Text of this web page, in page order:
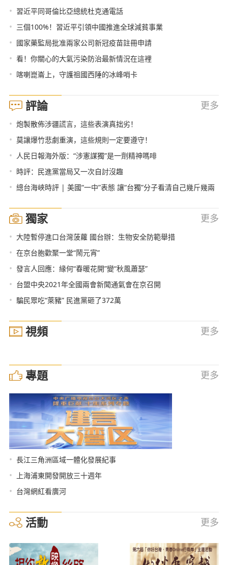
• 習近平同哥倫比亞總統杜克通電話
• 三個100%！習近平引領中國推進全球減貧事業
• 國家藥監局批准兩家公司新冠疫苗註冊申請
• 看！你關心的大氣污染防治最新情況在這裡
• 喀喇崑崙上，守護祖國西陲的冰峰哨卡
評論 更多
• 炮製散佈涉疆謊言，這些表演真拙劣！
• 莫讓爆竹悲劇重演，這些規則一定要遵守！
• 人民日報海外版：“涉憲謀獨”是一劑精神嗎啡
• 時評：民進黨當局又一次自討沒趣
• 總台海峽時評 | 美國“一中”表態 讓“台獨”分子看清自己幾斤幾兩
獨家 更多
• 大陸暫停進口台灣菠蘿 國台辦：生物安全防範舉措
• 在京台胞歡聚一堂“鬧元宵”
• 發言人回應：緣何“春暖花開”變“秋風蕭瑟”
• 台盟中央2021年全國兩會新聞通氣會在京召開
• 騙民眾吃“萊豬” 民進黨砸了372萬
視頻 更多
專題 更多
• 長江三角洲區域一體化發展紀事
• 上海浦東開發開放三十週年
• 台灣網紅看廣河
活動 更多